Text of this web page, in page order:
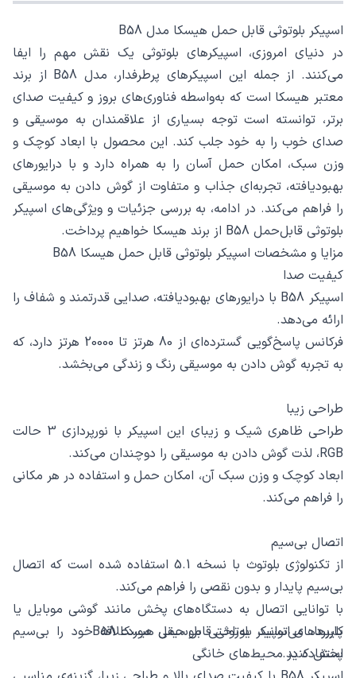
اسپیکر بلوتوثی قابل حمل هیسکا مدل B58
در دنیای امروزی، اسپیکرهای بلوتوثی یک نقش مهم را ایفا
می‌کنند. از جمله این اسپیکرهای پرطرفدار، مدل B58 از برند
معتبر هیسکا است که به‌واسطه فناوری‌های بروز و کیفیت صدای
برتر، توانسته است توجه بسیاری از علاقمندان به موسیقی و
صدای خوب را به خود جلب کند. این محصول با ابعاد کوچک و
وزن سبک، امکان حمل آسان را به همراه دارد و با درایورهای
بهبودیافته، تجربه‌ای جذاب و متفاوت از گوش دادن به موسیقی
را فراهم می‌کند. در ادامه، به بررسی جزئیات و ویژگی‌های اسپیکر
بلوتوثی قابل‌حمل B58 از برند هیسکا خواهیم پرداخت.
مزایا و مشخصات اسپیکر بلوتوثی قابل حمل هیسکا B58
کیفیت صدا
اسپیکر B58 با درایورهای بهبودیافته، صدایی قدرتمند و شفاف را
ارائه می‌دهد.
فرکانس پاسخ‌گویی گسترده‌ای از 80 هرتز تا 20000 هرتز دارد، که
به تجربه گوش دادن به موسیقی رنگ و زندگی می‌بخشد.
طراحی زیبا
طراحی ظاهری شیک و زیبای این اسپیکر با نورپردازی 3 حالت
RGB، لذت گوش دادن به موسیقی را دوچندان می‌کند.
ابعاد کوچک و وزن سبک آن، امکان حمل و استفاده در هر مکانی
را فراهم می‌کند.
اتصال بی‌سیم
از تکنولوژی بلوتوث با نسخه 5.1 استفاده شده است که اتصال
بی‌سیم پایدار و بدون نقصی را فراهم می‌کند.
با توانایی اتصال به دستگاه‌های پخش مانند گوشی موبایل یا
پلیرها، می‌توانید به‌راحتی موسیقی موردعلاقه خود را بی‌سیم
پخش کنید.
کاربردهای اسپیکر بلوتوثی قابل حمل هیسکا B58
استفاده در محیط‌های خانگی